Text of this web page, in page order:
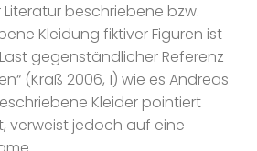
Literatur beschriebene bzw.
Kleidung fiktiver Figuren ist
gegenständlicher Referenz
(Kraß 2006, 1) wie es Andreas
Kleider pointiert
verweist jedoch auf eine